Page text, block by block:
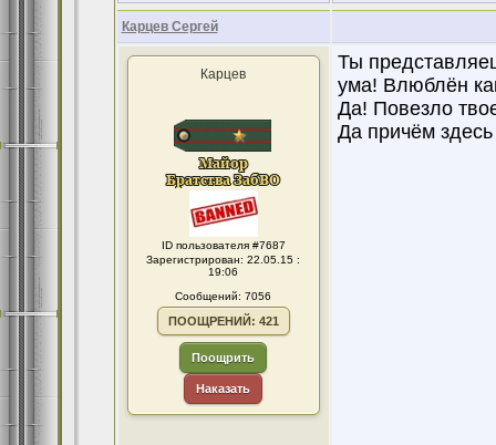
Карцев Сергей
Карцев
ID пользователя #7687
Зарегистрирован: 22.05.15 :
19:06
Сообщений: 7056
ПООЩРЕНИЙ: 421
Поощрить
Наказать
Ты
ума! Влюблён
Да! Повезло
Да причём